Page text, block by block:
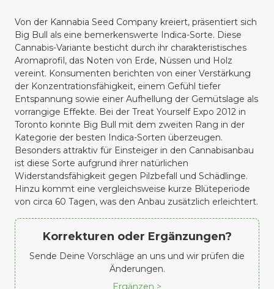
Von der Kannabia Seed Company kreiert, präsentiert sich
Big Bull als eine bemerkenswerte Indica-Sorte. Diese
Cannabis-Variante besticht durch ihr charakteristisches
Aromaprofil, das Noten von Erde, Nüssen und Holz
vereint. Konsumenten berichten von einer Verstärkung
der Konzentrationsfähigkeit, einem Gefühl tiefer
Entspannung sowie einer Aufhellung der Gemütslage als
vorrangige Effekte. Bei der Treat Yourself Expo 2012 in
Toronto konnte Big Bull mit dem zweiten Rang in der
Kategorie der besten Indica-Sorten überzeugen.
Besonders attraktiv für Einsteiger in den Cannabisanbau
ist diese Sorte aufgrund ihrer natürlichen
Widerstandsfähigkeit gegen Pilzbefall und Schädlinge.
Hinzu kommt eine vergleichsweise kurze Blüteperiode
von circa 60 Tagen, was den Anbau zusätzlich erleichtert.
Korrekturen oder Ergänzungen?
Sende Deine Vorschläge an uns und wir prüfen die
Änderungen.
Ergänzen >